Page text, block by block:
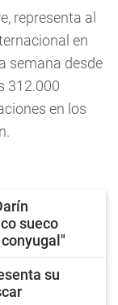
representa al
en
semana desde
312.000
en los
sueco
su